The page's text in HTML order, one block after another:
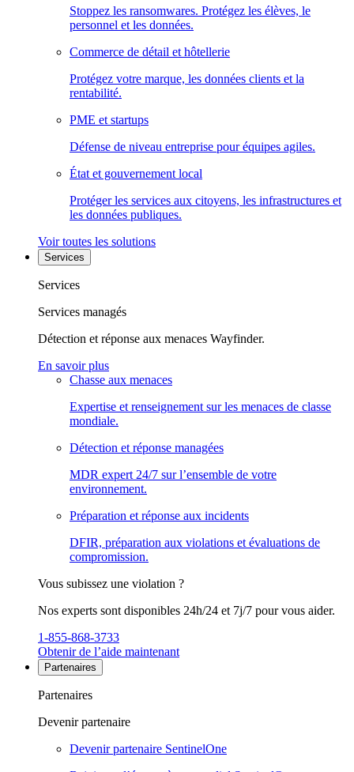
Stoppez les ransomwares. Protégez les élèves, le
personnel et les données.
Commerce de détail et hôtellerie
Protégez votre marque, les données clients et la
rentabilité.
PME et startups
Défense de niveau entreprise pour équipes agiles.
État et gouvernement local
Protéger les services aux citoyens, les infrastructures et
les données publiques.
Voir toutes les solutions
Services
Services
Services managés
Détection et réponse aux menaces Wayfinder.
En savoir plus
Chasse aux menaces
Expertise et renseignement sur les menaces de classe
mondiale.
Détection et réponse managées
MDR expert 24/7 sur l’ensemble de votre
environnement.
Préparation et réponse aux incidents
DFIR, préparation aux violations et évaluations de
compromission.
Vous subissez une violation ?
Nos experts sont disponibles 24h/24 et 7j/7 pour vous aider.
1-855-868-3733
Obtenir de l’aide maintenant
Partenaires
Partenaires
Devenir partenaire
Devenir partenaire SentinelOne